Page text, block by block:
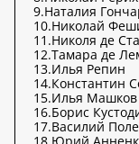
9.Наталия
10.Николай
11.Николя де
12.Тамара де
13.Илья Репин
14.Константин
15.Илья Машков
16.Борис
17.Василий